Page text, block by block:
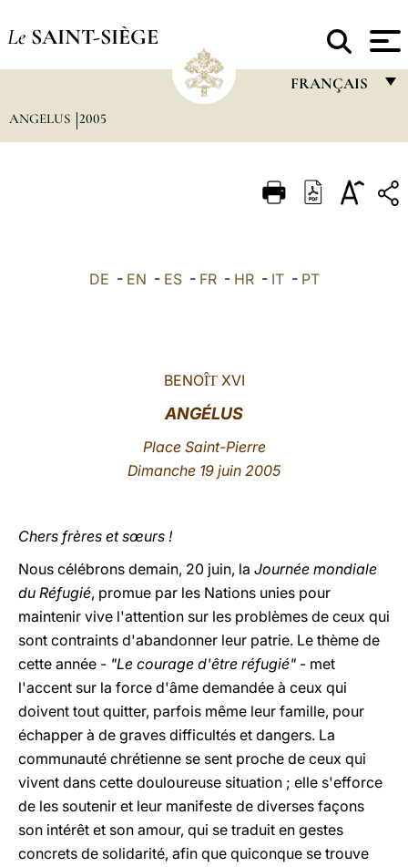
Le SAINT-SIÈGE
FRANÇAIS
ITALIANO
ANGELUS 2005
DE - EN - ES- FR- HR- IT- PT
BENOÎTXVI
ANGÉLUS
Place Saint-Pierre
Dimanche 19 juin 2005
Chers frères et sœurs !
Nous célébrons demain, 20 juin, la Journée mondiale
du Réfugié, promue par les Nations unies pour
maintenir vive l'attention sur les problèmes de ceux qui
sont contraints d'abandonner leur patrie. Le thème de
cette année - "Le courage d'être réfugié" - met
l'accent sur la force d'âme demandée à ceux qui
doivent tout quitter, parfois même leur famille, pour
échapper à de graves difficultés et dangers. La
communauté chrétienne se sent proche de ceux qui
vivent dans cette douloureuse situation ; elle s'efforce
de les soutenir et leur manifeste de diverses façons
son intérêt et son amour, qui se traduit en gestes
concrets de solidarité, afin que quiconque se trouve